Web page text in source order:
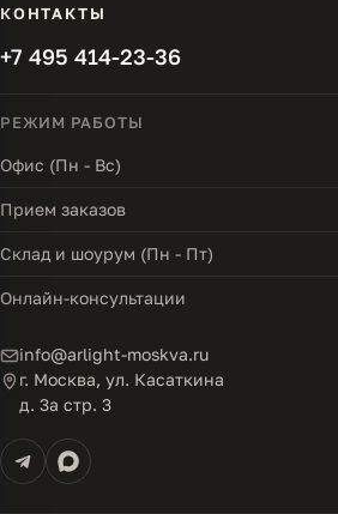
КОНТАКТЫ
+7 495 414-23-36
РЕЖИМ РАБОТЫ
Офис (Пн - Вс)
Прием заказов
Склад и шоурум (Пн - Пт)
Онлайн-консультации
info@arlight-moskva.ru
г. Москва, ул. Касаткина
д. 3а стр. 3